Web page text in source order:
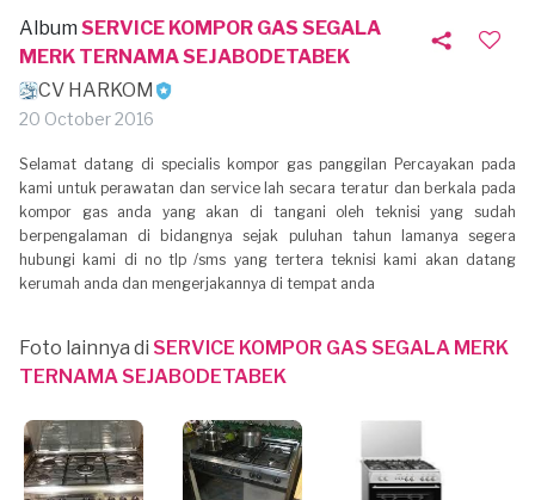
Album SERVICE KOMPOR GAS SEGALA
MERK TERNAMA SEJABODETABEK
CV HARKOM
20 October 2016
Selamat datang di specialis kompor gas panggilan Percayakan pada
kami untuk perawatan dan service lah secara teratur dan berkala pada
kompor gas anda yang akan di tangani oleh teknisi yang sudah
berpengalaman di bidangnya sejak puluhan tahun lamanya segera
hubungi kami di no tlp /sms yang tertera teknisi kami akan datang
kerumah anda dan mengerjakannya di tempat anda
Foto lainnya di SERVICE KOMPOR GAS SEGALA MERK
TERNAMA SEJABODETABEK